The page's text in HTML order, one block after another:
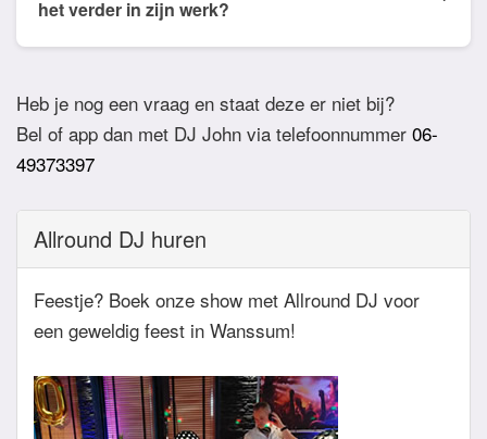
het verder in zijn werk?
zodat het feest definitief geboekt is. Wij vragen
overigens geen aanbetaling. Tegen die dat het
feest eraan komt zullen we nog even contact
hebben betreft de muziekwensen en de planning
van de avond. Daarnaast zijn wij altijd bereikbaar
zowel telefonisch, via e-mail of de app.
Heb je nog een vraag en staat deze er niet bij?
Bel of app dan met DJ John via telefoonnummer 06-
49373397
Allround DJ huren
Feestje? Boek onze show met Allround DJ voor
een geweldig feest in Wanssum!